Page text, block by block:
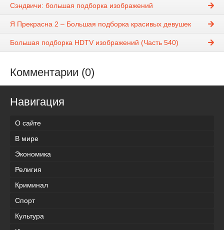
Сэндвичи: большая подборка изображений
Я Прекрасна 2 – Большая подборка красивых девушек
Большая подборка HDTV изображений (Часть 540)
Комментарии (0)
Навигация
О сайте
В мире
Экономика
Религия
Криминал
Спорт
Культура